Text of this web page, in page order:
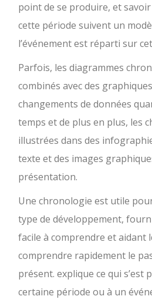
point de se produire, et
cette période suivent un
l’événement est réparti sur
Parfois, les diagrammes
combinés avec des
changements de données
temps et de plus en plus, les
illustrées dans des
texte et des images
présentation.
Une chronologie est utile
type de développement,
facile à comprendre et aidant
comprendre rapidement le
présent. explique ce qui s’est
certaine période ou à un